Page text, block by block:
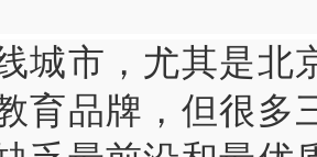
城市，尤其是北
育品牌，但很多